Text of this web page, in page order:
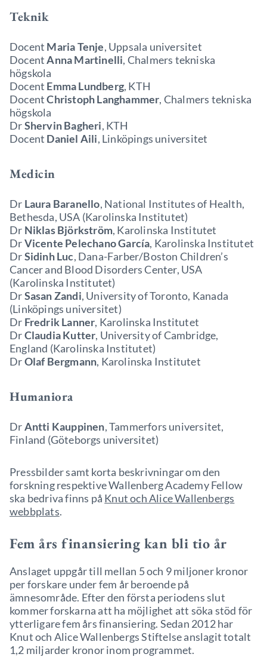
Teknik
Docent Maria Tenje, Uppsala universitet
DocentAnna Martinelli, Chalmers tekniska
högskola
Docent Emma Lundberg, KTH
DocentChristoph Langhammer, Chalmers tekniska
högskola
DrShervin Bagheri, KTH
Docent Daniel Aili, Linköpings universitet
Medicin
Dr Laura Baranello, National Institutes of Health,
Bethesda, USA (Karolinska Institutet)
Dr Niklas Björkström, Karolinska Institutet
DrVicente Pelechano García, Karolinska Institutet
DrSidinh Luc, Dana-Farber/Boston Children’s
Cancer and Blood Disorders Center, USA
(Karolinska Institutet)
DrSasan Zandi, University of Toronto, Kanada
(Linköpings universitet)
Dr Fredrik Lanner, Karolinska Institutet
DrClaudia Kutter, University of Cambridge,
England (Karolinska Institutet)
DrOlaf Bergmann, Karolinska Institutet
Humaniora
DrAntti Kauppinen, Tammerfors universitet,
Finland (Göteborgs universitet)
Pressbilder samt korta beskrivningar om den
forskning respektive Wallenberg Academy Fellow
ska bedriva finns på Knut och Alice Wallenbergs
webbplats.
Fem års finansiering kan bli tio år
Anslaget uppgår till mellan 5 och 9 miljoner kronor
per forskare under fem år beroende på
ämnesområde. Efter den första periodens slut
kommer forskarna att ha möjlighet att söka stöd för
ytterligare fem års finansiering. Sedan 2012 har
Knut och Alice Wallenbergs Stiftelse anslagit totalt
1,2 miljarder kronor inom programmet.